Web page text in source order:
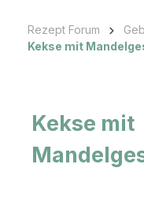
Rezept Forum
Kekse mit
Kekse mit